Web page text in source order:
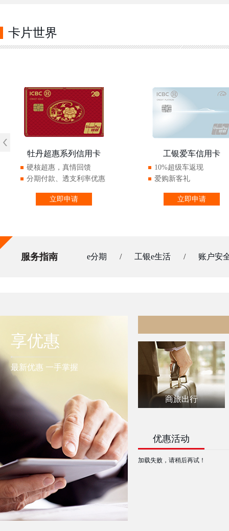
卡片世界
牡丹超惠系列信用卡
硬核超惠，真情回馈
分期付款、透支利率优惠
立即申请
工银爱车信用卡
10%超级车返现
爱购新客礼
立即申请
服务指南 e分期 / 工银e生活 / 账户安
享优惠
最新优惠 一手掌握
商旅出行
优惠活动
加载失败，请稍后再试！